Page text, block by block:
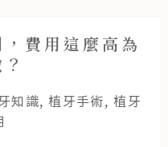
費用這麼高為
知識, 植牙手術, 植牙